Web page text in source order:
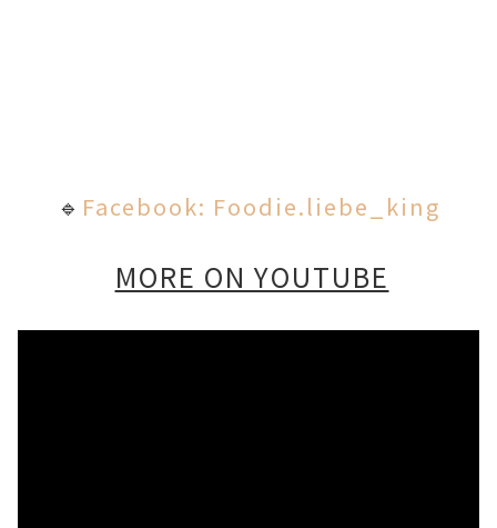
🔹 Facebook: Foodie.liebe_king
MORE ON YOUTUBE